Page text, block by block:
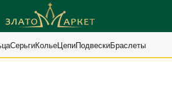
СерьгиКольеЦепиПодвескиБраслеты